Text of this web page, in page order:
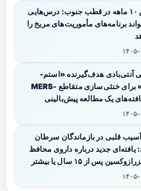
آزمایش ۱۰ ماهه در قطب جنوب: درس‌هایی
برنامه‌های مأموریت‌های مریخ را
۱۷
آنتی‌بادی هدف‌گیرنده «استم-
هلکس» برای خنثی‌سازی متقاطع MERS-
۱۷
قلبی در بازماندگان سرطان
یافته‌ای جدید درباره داروی محافظ
پس از ۱۵ سال یا بیشتر
۱۷